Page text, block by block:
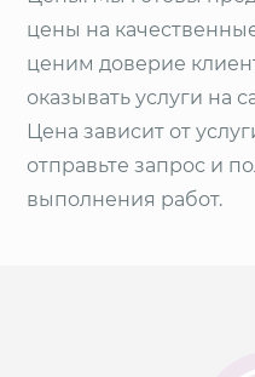
цены на
ценим доверие
оказывать услуги на
Цена зависит от
отправьте запрос и
выполнения работ.